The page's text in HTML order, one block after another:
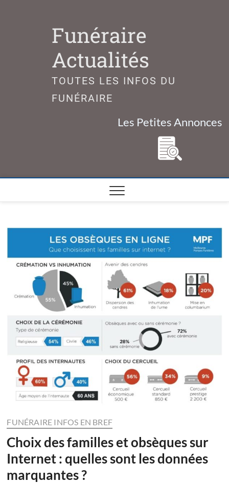
Funéraire
Actualités
TOUTES LES INFOS DU
FUNÉRAIRE
Les Petites Annonces
FUNÉRAIRE INFOS EN BREF
Choix des familles et obsèques sur
Internet : quelles sont les données
marquantes ?